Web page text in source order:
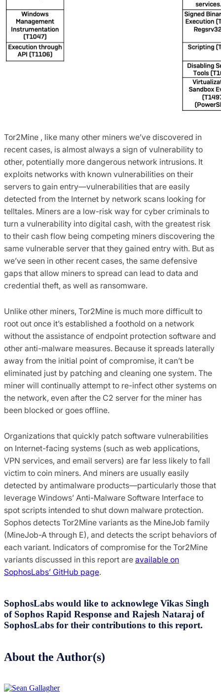
Tor2Mine , like many other miners we’ve discovered in
recent cases, is almost always a sign of vulnerability to
other, potentially more dangerous network intrusions. It
exploits networks with known vulnerabilities on their
servers to gain entry—vulnerabilities that are easily
detected from the Internet by network scans looking for
telltales. Miners are a low-risk way for cyber criminals to
turn a vulnerability into digital cash, with the greatest risk
to their cash flow being competing miners discovering the
same vulnerable server that they gained entry with. But as
we’ve seen in other recent cases, the same defensive
gaps that allow miners to spread can lead to data and
credential theft, as well as ransomware.
Unlike other miners, Tor2Mine is much more difficult to
root out once it’s established a foothold on a network
without the assistance of endpoint protection software and
other anti-malware measures. Because it spreads laterally
away from the initial point of compromise, it can’t be
eliminated just by patching and cleaning one system. The
miner will continually attempt to re-infect other systems on
the network, even after the C2 server for the miner has
been blocked or goes offline.
Organizations that quickly patch software vulnerabilities
on Internet-facing systems (such as web applications,
VPN services, and email servers) are far less likely to fall
victim to coin miners. And miners are usually easily
detected by antimalware products—particularly those that
leverage Windows’ Anti-Malware Software Interface to
spot scripts intended to shut down malware protection.
Sophos detects Tor2Mine variants as the MineJob family
(MineJob-A through E), and detects the script behaviors of
each variant. Indicators of compromise for the Tor2Mine
variants discussed in this report are available on
SophosLabs’ GitHub page.
SophosLabs would like to acknowlege Vikas Singh
of Sophos Rapid Response and Rajesh Nataraj of
SophosLabs for their contributions to this report.
About the Author(s)